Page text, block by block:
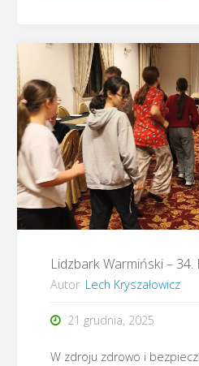
realizacji
projektu
„Warsztaty
adwentowe
dzieci
młodzieży
2025”"
Lidzbark Warmiński –
Autor Lech Kryszałowicz
21 grudnia, 2025
W zdroju zdrowo i